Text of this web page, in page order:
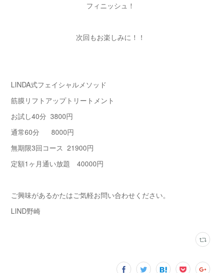
フィニッシュ！
次回もお楽しみに！！
LINDA式フェイシャルメソッド
筋膜リフトアップトリートメント
お試し40分 3800円
通常60分 8000円
無期限3回コース 21900円
定額1ヶ月通い放題 40000円
ご興味があるかたはご気軽お問い合わせください。
LIND野崎